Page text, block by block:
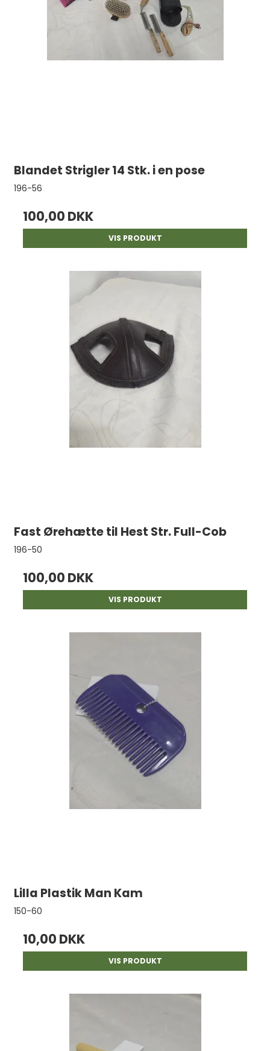
Blandet Strigler 14 Stk. i en pose
196-56
100,00 DKK
VIS PRODUKT
Fast Ørehætte til Hest Str. Full-Cob
196-50
100,00 DKK
VIS PRODUKT
Lilla Plastik Man Kam
150-60
10,00 DKK
VIS PRODUKT